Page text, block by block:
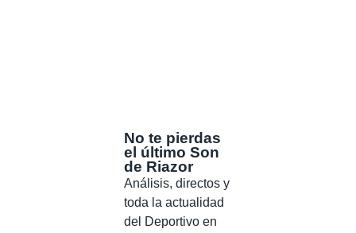
No te pierdas
el último Son
de Riazor
Análisis, directos y
toda la actualidad
del Deportivo en